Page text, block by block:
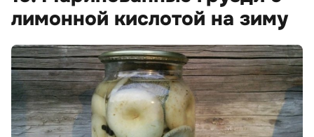
лимонной кислотой на зиму